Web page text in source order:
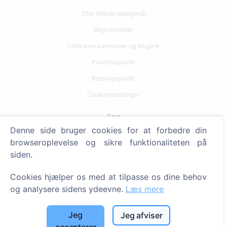
Ofte stillede spørgsmål
Begivenheder
Liste over kommuner og brugere
Privatlivspolitik
Betalingspolitik
Cookieindstillinger
Søg
Tjenester
SIA "CEMETY", LV40103618951
Denne side bruger cookies for at forbedre din
browseroplevelse og sikre funktionaliteten på
siden.
Cookies hjælper os med at tilpasse os dine behov
og analysere sidens ydeevne. Læs mere
Jeg
Jeg afviser